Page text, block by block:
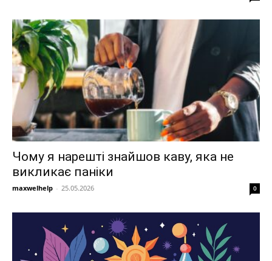
Чому я нарешті знайшов каву, яка не
викликає паніки
maxwelhelp - 25.05.2026 0